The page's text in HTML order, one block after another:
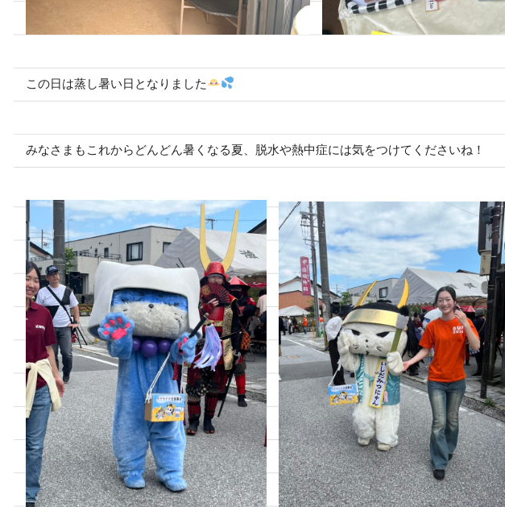
この日は蒸し暑い日となりました
みなさまもこれからどんどん暑くなる夏、脱水や熱中症には気をつけてくださいね！